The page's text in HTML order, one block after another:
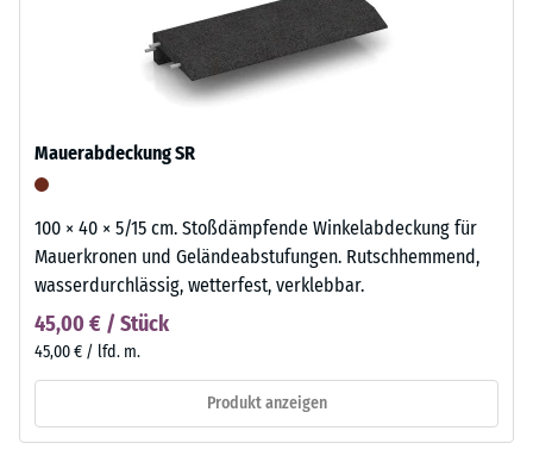
Mauerabdeckung SR
100 × 40 × 5/15 cm. Stoßdämpfende Winkelabdeckung für
Mauerkronen und Geländeabstufungen. Rutschhemmend,
wasserdurchlässig, wetterfest, verklebbar.
45,00 € / Stück
45,00 € / lfd. m.
Produkt anzeigen